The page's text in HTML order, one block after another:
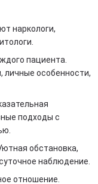
наркологи,
пациента.
личные особенности,
подходы с
обстановка,
наблюдение.
отношение.